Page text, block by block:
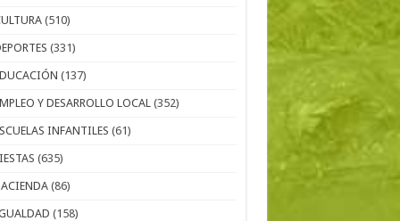
(510)
(331)
(137)
Y DESARROLLO LOCAL (352)
INFANTILES (61)
(635)
(86)
(158)